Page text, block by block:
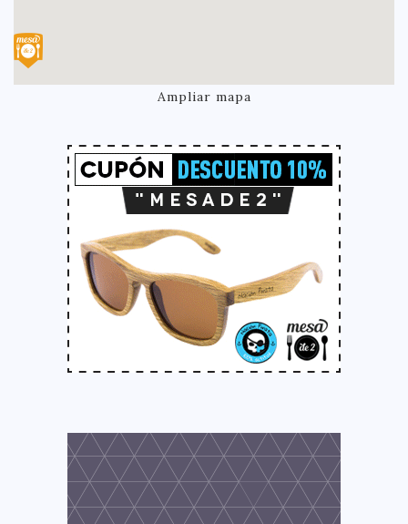
Ampliar mapa